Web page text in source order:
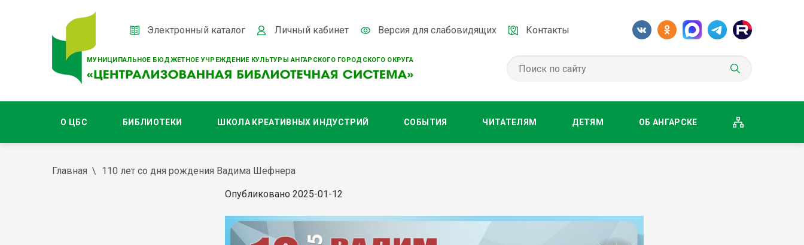
МУНИЦИПАЛЬНОЕ БЮДЖЕТНОЕ УЧРЕЖДЕНИЕ КУЛЬТУРЫ АНГАРСКОГО ГОРОДСКОГО ОКРУГА
Электронный каталог Личный кабинет Версия для слабовидящих Контакты
О ЦБС БИБЛИОТЕКИ ШКОЛА КРЕАТИВНЫХ ИНДУСТРИЙ СОБЫТИЯ ЧИТАТЕЛЯМ ДЕТЯМ ОБ АНГАРСКЕ
Главная 110 лет со дня рождения Вадима Шефнера
Опубликовано 2025-01-12